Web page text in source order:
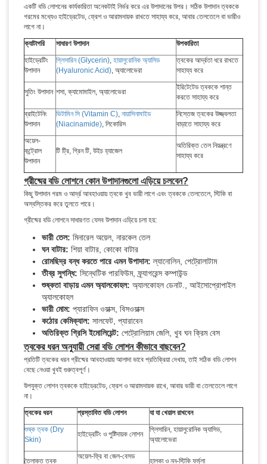
একটি বডি লোশনের কার্যকারিতা অনেকটাই নির্ভর করে এর উপাদানের উপর। সঠিক উপাদান ত্বককে
গরমের মধ্যেও হাইড্রেটেড, ফ্রেশ ও আরামদায়ক রাখতে সাহায্য করে, আবার তেলতেলে বা ভারীও
লাগে না।
ক্যাটাগরি
সাধারণ উপাদান
উপকারিতা
হাইড্রেটিং
উপাদান
গ্লিসারিন (Glycerin), হায়ালুরোনিক অ্যাসিড
(Hyaluronic Acid), অ্যালোভেরা
ত্বকের আর্দ্রতা ধরে রাখতে
সাহায্য করে
সুতিং উপাদান শসা, ক্যামোমাইল, অ্যালোভেরা
ইরিটেটেড ত্বককে শান্ত
করতে সাহায্য করে
ব্রাইটেনিং
উপাদান
ভিটামিন সি (Vitamin C), নায়াসিনামাইড
(Niacinamide), লিকোরিস
নিস্তেজ ত্বকের উজ্জ্বলতা
বাড়াতে সাহায্য করে
অয়েল-
কন্ট্রোল
উপাদান
টি ট্রি, গ্রিন টি, উইচ হ্যাজেল
অতিরিক্ত তেল নিয়ন্ত্রণে
সাহায্য করে
গ্রীষ্মের বডি লোশনে কোন উপাদানগুলো এড়িয়ে চলবেন?
কিছু উপাদান গরম ও আর্দ্র আবহাওয়ায় ত্বকে খুব ভারী লাগে এবং ত্বককে তেলতেলে, স্টিকি বা
অস্বস্তিকর করে তুলতে পারে।
গ্রীষ্মের বডি লোশনে সাধারণত যেসব উপাদান এড়িয়ে চলা হয়:
ভারী তেল: মিনারেল অয়েল, নারকেল তেল
ঘন বাটার: শিয়া বাটার, কোকো বাটার
রোমছিদ্র বন্ধ করতে পারে এমন উপাদান: ল্যানোলিন, পেট্রোলাটাম
তীব্র সুগন্ধি: সিন্থেটিক পারফিউম, ফ্র্যাগরেন্স কম্পাউন্ড
শুষ্কতা বাড়ায় এমন অ্যালকোহল: অ্যালকোহল ডেনাট., আইসোপ্রোপাইল
অ্যালকোহল
ভারী মোম: প্যারাফিন ওয়াক্স, বিসওয়াক্স
কঠোর কেমিক্যাল: সালফেট, প্যারাবেন
অতিরিক্ত গ্রিসি ইমোলিয়েন্ট: পেট্রোলিয়াম জেলি, খুব ঘন ক্রিম বেস
ত্বকের ধরন অনুযায়ী সেরা বডি লোশন কীভাবে বাছবেন?
প্রতিটি ত্বকের ধরন গ্রীষ্মের আবহাওয়ায় আলাদা ভাবে প্রতিক্রিয়া দেখায়, তাই সঠিক বডি লোশন
বেছে নেওয়া খুবই গুরুত্বপূর্ণ।
উপযুক্ত লোশন ত্বককে হাইড্রেটেড, ফ্রেশ ও আরামদায়ক রাখে, আবার ভারী বা তেলতেলে লাগে
না।
ত্বকের ধরন
প্রস্তাবিত বডি লোশন
যা যা খেয়াল রাখবেন
শুষ্ক ত্বক (Dry
Skin)
হাইড্রেটিং ও পুষ্টিদায়ক লোশন
গ্লিসারিন, হায়ালুরোনিক অ্যাসিড,
অ্যালোভেরা
তৈলাক্ত ত্বক
অয়েল-ফ্রি বা জেল-বেসড
হালকা ও নন-স্টিকি ফর্মুলা